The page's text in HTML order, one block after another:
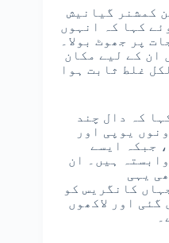
کمشنر گیانیش
کہا کہ انہوں
پر جھوٹ بولا۔
ان کے لیے مکان
غلط ثابت ہوا
کہ دال چند
یوپی اور
جبکہ ایسے
ہیں۔ ان
یہی
کانگریس کو
اور لاکھوں